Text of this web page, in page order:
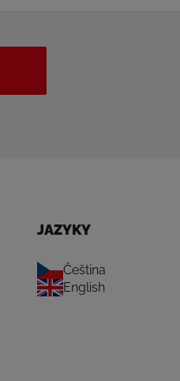
JAZYKY
Čeština
English